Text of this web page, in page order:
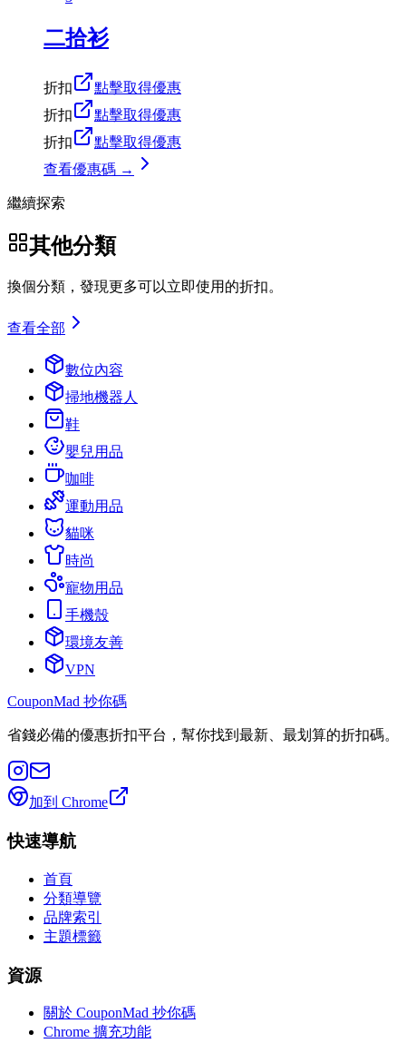
二拾衫
折扣
點擊取得優惠
折扣
點擊取得優惠
折扣
點擊取得優惠
查看優惠碼 →
繼續探索
其他分類
換個分類，發現更多可以立即使用的折扣。
查看全部
數位內容
掃地機器人
鞋
嬰兒用品
咖啡
運動用品
貓咪
時尚
寵物用品
手機殼
環境友善
VPN
CouponMad 抄你碼
省錢必備的優惠折扣平台，幫你找到最新、最划算的折扣碼。
加到 Chrome
快速導航
首頁
分類導覽
品牌索引
主題標籤
資源
關於 CouponMad 抄你碼
Chrome 擴充功能